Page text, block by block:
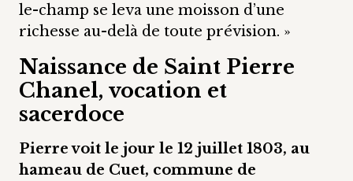
le-champ se leva une moisson d’une
richesse au-delà de toute prévision. »
Naissance de Saint Pierre
Chanel, vocation et
sacerdoce
Pierre voit le jour le 12 juillet 1803, au
hameau de Cuet, commune de